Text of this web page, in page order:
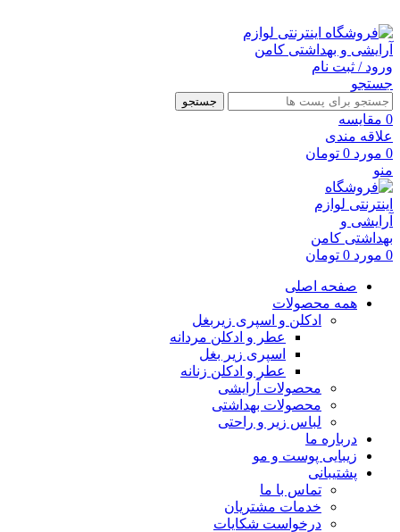
ورود / ثبت نام
جستجو
جستجو
0 مقايسه
علاقه مندی
0 مورد 0 تومان
منو
0 مورد 0 تومان
صفحه اصلی
همه محصولات
ادکلن و اسپری زیربغل
عطر و ادکلن مردانه
اسپری زیر بغل
عطر و ادکلن زنانه
محصولات آرایشی
محصولات بهداشتی
لباس زیر و راحتی
درباره ما
زیبایی پوست و مو
پشتیبانی
تماس با ما
خدمات مشتریان
درخواست شکایات